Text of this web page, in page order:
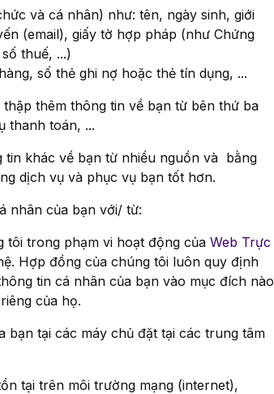
và cá nhân) như: tên, ngày sinh, giới
(email), giấy tờ hợp pháp (như Chứng
thuế, ...)
số thẻ ghi nợ hoặc thẻ tín dụng, ...
thêm thông tin về bạn từ bên thứ ba
thanh toán, ...
tin khác về bạn từ nhiều nguồn và bằng
dịch vụ và phục vụ bạn tốt hơn.
nhân của bạn với/ từ:
trong phạm vi hoạt động của Web Trực
Hợp đồng của chúng tôi luôn quy định
tin cá nhân của bạn vào mục đích nào
của họ.
tại các máy chủ đặt tại các trung tâm
tại trên môi trường mạng (internet),